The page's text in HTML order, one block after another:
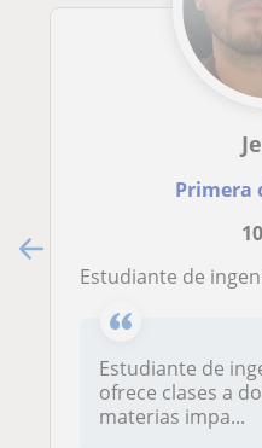
Primera
10
Estudiante de ingeniería quí ofrece disponibilidad para
Estudiante de
ofrece clases a
materias impa...